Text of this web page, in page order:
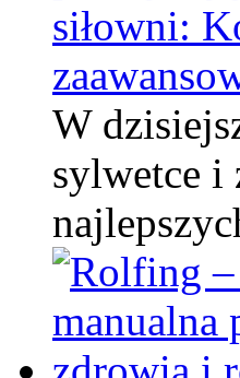
siłowni:
W
sylwetce i